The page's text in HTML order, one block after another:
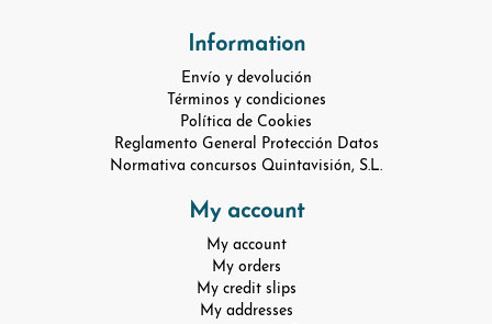
Information
Envío y devolución
Términos y condiciones
Política de Cookies
Reglamento General Protección Datos
Normativa concursos Quintavisión, S.L.
My account
My account
My orders
My credit slips
My addresses